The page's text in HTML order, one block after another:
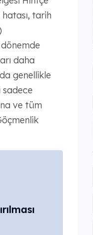
tarih
daha
genellikle
sadece
ve tüm